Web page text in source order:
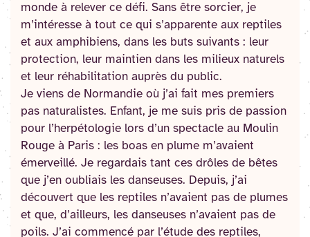
monde à relever ce défi. Sans être sorcier, je
m’intéresse à tout ce qui s’apparente aux reptiles
et aux amphibiens, dans les buts suivants : leur
protection, leur maintien dans les milieux naturels
et leur réhabilitation auprès du public.
Je viens de Normandie où j’ai fait mes premiers
pas naturalistes. Enfant, je me suis pris de passion
pour l’herpétologie lors d’un spectacle au Moulin
Rouge à Paris : les boas en plume m’avaient
émerveillé. Je regardais tant ces drôles de bêtes
que j’en oubliais les danseuses. Depuis, j’ai
découvert que les reptiles n’avaient pas de plumes
et que, d’ailleurs, les danseuses n’avaient pas de
poils. J’ai commencé par l’étude des reptiles,